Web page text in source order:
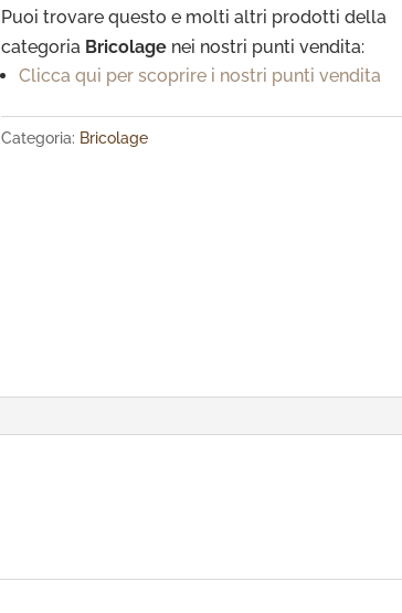
Puoi trovare questo e molti altri prodotti della
categoria Bricolage nei nostri punti vendita:
Clicca qui per scoprire i nostri punti vendita
Categoria: Bricolage